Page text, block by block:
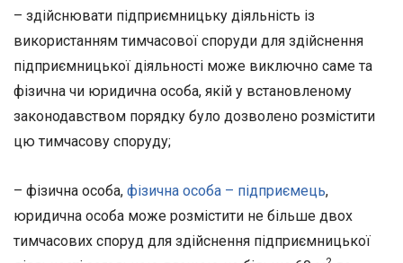
– здійснювати підприємницьку діяльність із
використанням тимчасової споруди для здійснення
підприємницької діяльності може виключно саме та
фізична чи юридична особа, якій у встановленому
законодавством порядку було дозволено розмістити
цю тимчасову споруду;
– фізична особа, фізична особа – підприємець,
юридична особа може розмістити не більше двох
тимчасових споруд для здійснення підприємницької